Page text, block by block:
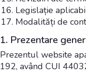
Legislație
Modalități de
1. Prezentare
Prezentul website
192, având CUI